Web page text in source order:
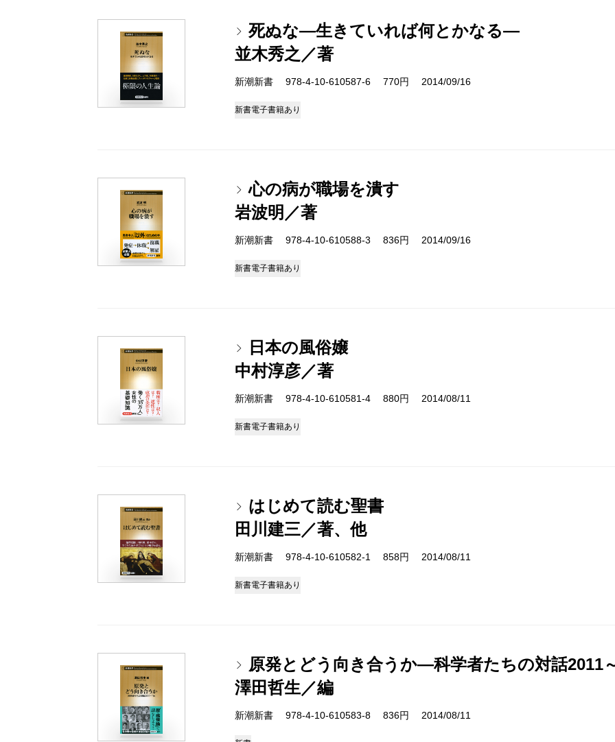
死ぬな―生きていれば何とかなる―
並木秀之／著
新潮新書 978-4-10-610587-6 770円 2014/09/16
新書電子書籍あり
心の病が職場を潰す
岩波明／著
新潮新書 978-4-10-610588-3 836円 2014/09/16
新書電子書籍あり
日本の風俗嬢
中村淳彦／著
新潮新書 978-4-10-610581-4 880円 2014/08/11
新書電子書籍あり
はじめて読む聖書
田川建三／著、他
新潮新書 978-4-10-610582-1 858円 2014/08/11
新書電子書籍あり
原発とどう向き合うか―科学者たちの対話2011
澤田哲生／編
新潮新書 978-4-10-610583-8 836円 2014/08/11